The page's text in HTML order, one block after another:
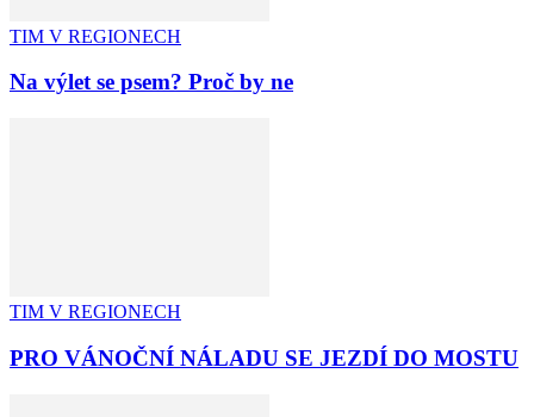
TIM V REGIONECH
Na výlet se psem? Proč by ne
TIM V REGIONECH
PRO VÁNOČNÍ NÁLADU SE JEZDÍ DO MOSTU